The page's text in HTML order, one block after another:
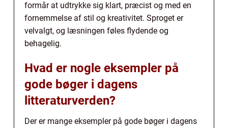
formår at udtrykke sig klart, præcist og med en
fornemmelse af stil og kreativitet. Sproget er
velvalgt, og læsningen føles flydende og
behagelig.
Hvad er nogle eksempler på
gode bøger i dagens
litteraturverden?
Der er mange eksempler på gode bøger i dagens